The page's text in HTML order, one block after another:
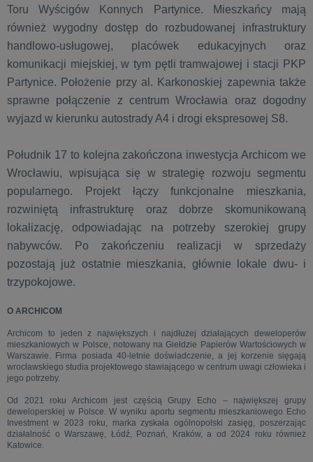
Toru Wyścigów Konnych Partynice. Mieszkańcy mają
również wygodny dostęp do rozbudowanej infrastruktury
handlowo-usługowej, placówek edukacyjnych oraz
komunikacji miejskiej, w tym pętli tramwajowej i stacji PKP
Partynice. Położenie przy al. Karkonoskiej zapewnia także
sprawne połączenie z centrum Wrocławia oraz dogodny
wyjazd w kierunku autostrady A4 i drogi ekspresowej S8.
Południk 17 to kolejna zakończona inwestycja Archicom we
Wrocławiu, wpisująca się w strategię rozwoju segmentu
popularnego. Projekt łączy funkcjonalne mieszkania,
rozwiniętą infrastrukturę oraz dobrze skomunikowaną
lokalizację, odpowiadając na potrzeby szerokiej grupy
nabywców. Po zakończeniu realizacji w sprzedaży
pozostają już ostatnie mieszkania, głównie lokale dwu- i
trzypokojowe.
O ARCHICOM
Archicom to jeden z największych i najdłużej działających deweloperów
mieszkaniowych w Polsce, notowany na Giełdzie Papierów Wartościowych w
Warszawie. Firma posiada 40-letnie doświadczenie, a jej korzenie sięgają
wrocławskiego studia projektowego stawiającego w centrum uwagi człowieka i
jego potrzeby.
Od 2021 roku Archicom jest częścią Grupy Echo – największej grupy
deweloperskiej w Polsce. W wyniku aportu segmentu mieszkaniowego Echo
Investment w 2023 roku, marka zyskała ogólnopolski zasięg, poszerzając
działalność o Warszawę, Łódź, Poznań, Kraków, a od 2024 roku również
Katowice.